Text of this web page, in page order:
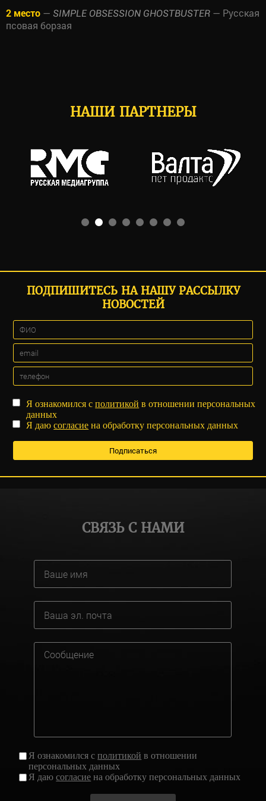
2 место — SIMPLE OBSESSION GHOSTBUSTER — Русская
псовая борзая
НАШИ ПАРТНЕРЫ
ПОДПИШИТЕСЬ НА НАШУ РАССЫЛКУ
НОВОСТЕЙ
Я ознакомился сполитикой в отношении персональных
данных
Я даюсогласие на обработку персональных данных
СВЯЗЬ С НАМИ
Я ознакомился сполитикой в отношении
персональных данных
Я даюсогласие на обработку персональных данных